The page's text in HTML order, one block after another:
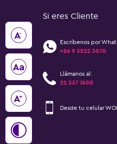
A-
Aa
A+
Si eres Cliente
Escríbenos por
+56 9 3522 3070
Llámanos al:
22 337 7600
Desde tu celular